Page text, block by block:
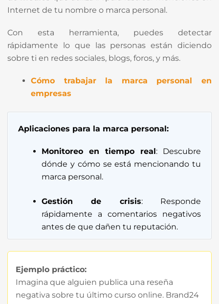
Internet de tu nombre o marca personal.
Con esta herramienta, puedes detectar
rápidamente lo que las personas están diciendo
sobre ti en redes sociales, blogs, foros, y más.
Cómo trabajar la marca personal en
empresas
Aplicaciones para la marca personal:
Monitoreo en tiempo real: Descubre
dónde y cómo se está mencionando tu
marca personal.
Gestión de crisis: Responde
rápidamente a comentarios negativos
antes de que dañen tu reputación.
Ejemplo práctico:
Imagina que alguien publica una reseña
negativa sobre tu último curso online. Brand24